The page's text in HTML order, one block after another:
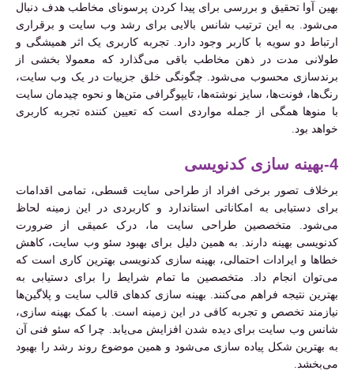
بهین آوا تحقیق و بررسی برای پیدا کردن پرسونای مخاطب هدف دنبال
می‌شود. به این ترتیب شانس بالایی برای رشد وب سایت و برقراری
ارتباط دو سویه با کاربر وجود دارد. تجربه کاربری یک اثر همیشگی و
طولانی مدت در ذهن مخاطب باقی می‌گذارد که معمولا بخشی از
برندسازی محسوب می‌شود. چگونگی خلق جزییات در یک وب سایت،
رنگ‌ها، فونت‌ها، سایز نوشته‌ها، تایپوگرافی متن‌ها و نحوه چیدمان سایت
با منوها همگی از جمله مواردی است که تعیین کننده تجربه کاربری
خواهد بود.
4-بهینه سازی کدنویسی
برخلاف تصور برخی افراد از طراحی سایت قسطی، تمامی اقدامات
برای دستیابی به امکاناتی استاندارد و کاربردی در این زمینه لحاظ
می‌شود. متخصصین طراحی سایت ما، درک عمیقی از ضرورت
کدنویسی بهینه دارند. به همین دلیل برای بهبود سئو وب سایت، کاهش
خطاها و ایرادات احتمالی، بهینه سازی کدنویسی بهترین کاری است که
می‌توان انجام داد. متخصصین ما تمام شرایط را برای دستیابی به
بهترین نتیجه فراهم می‌کنند. بهینه سازی کدهای قالب سایت و پلاگین‌ها
نیازمند تخصص و تجربه کافی در این زمینه است. با کمک بهینه سازی،
شانس وب سایت برای دیده شدن افزایش می‌یابد. چرا که سئو فنی آن
به بهترین شکل پیاده سازی می‌شود و همین موضوع روند رشد را بهبود
می‌بخشد.